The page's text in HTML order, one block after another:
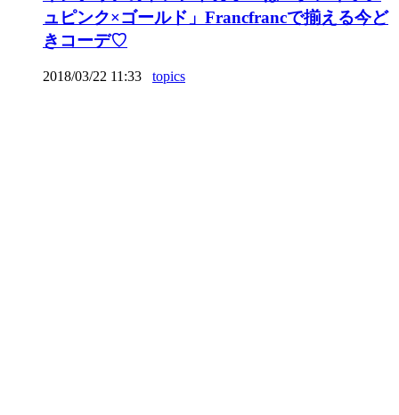
ュピンク×ゴールド」Francfrancで揃える今ど
きコーデ♡
2018/03/22 11:33 topics